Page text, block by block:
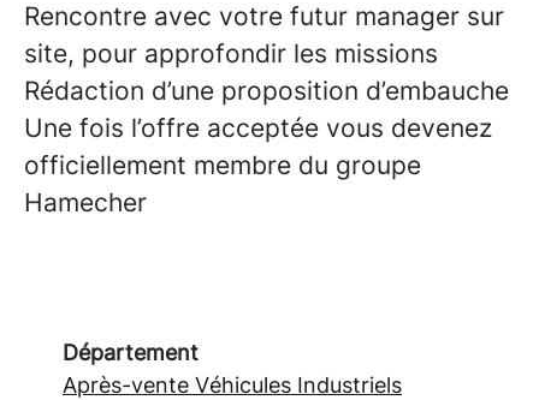
Rencontre avec votre futur manager sur
site, pour approfondir les missions
Rédaction d’une proposition d’embauche
Une fois l’offre acceptée vous devenez
officiellement membre du groupe
Hamecher
Département
Après-vente Véhicules Industriels